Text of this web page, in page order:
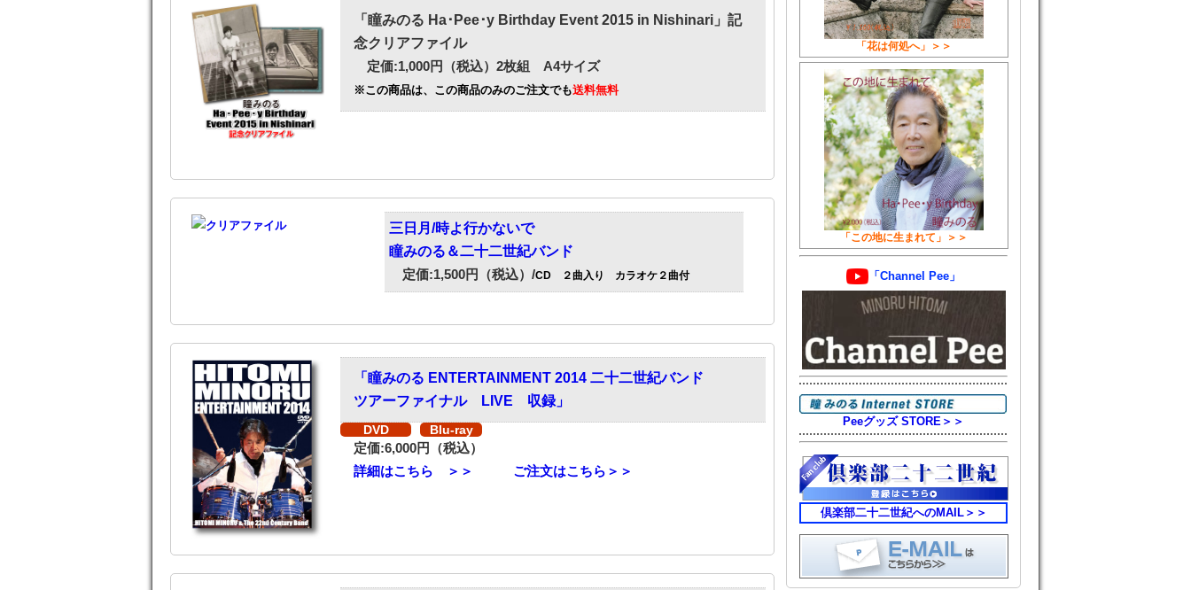
「瞳みのる Ha･Pee･y Birthday Event 2015 in Nishinari」記
念クリアファイル
定価:1,000円（税込）2枚組 A4サイズ
※この商品は、この商品のみのご注文でも送料無料
三日月/時よ行かないで
瞳みのる＆二十二世紀バンド
定価:1,500円（税込）/CD ２曲入り カラオケ２曲付
「瞳みのる ENTERTAINMENT 2014 二十二世紀バンド
ツアーファイナル LIVE 収録」
DVD Blu-ray
定価:6,000円（税込）
詳細はこちら ＞＞
ご注文はこちら＞＞
「花は何処へ」＞＞
「この地に生まれて」＞＞
「Channel Pee」
Peeグッズ STORE＞＞
倶楽部二十二世紀へのMAIL＞＞